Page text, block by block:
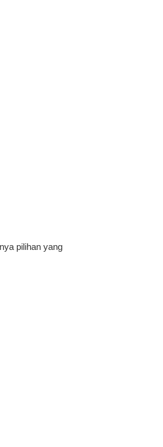
pilihan yang